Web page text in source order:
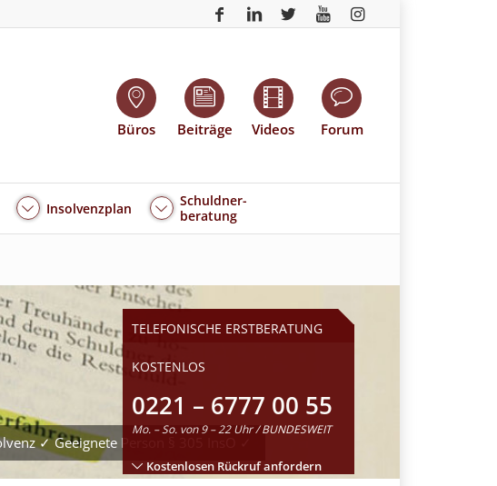
Büros Beiträge Videos Forum
Insolvenzplan
Schuldner-
beratung
✓ Geeignete Person § 305 InsO ✓
TELEFONISCHE ERSTBERATUNG
KOSTENLOS
0221 – 6777 00 55
Mo. – So. von 9 – 22 Uhr / BUNDESWEIT
Kostenlosen Rückruf anfordern